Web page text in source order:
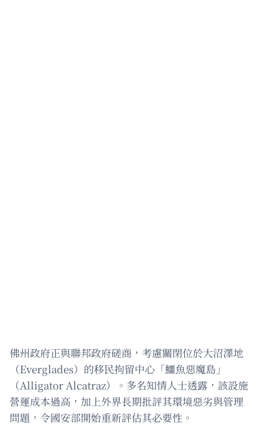
佛州政府正與聯邦政府磋商，考慮關閉位於大沼澤地
（Everglades）的移民拘留中心「鱷魚惡魔島」
（Alligator Alcatraz）。多名知情人士透露，該設施
營運成本過高，加上外界長期批評其環境惡劣與管理
問題，令國安部開始重新評估其必要性。